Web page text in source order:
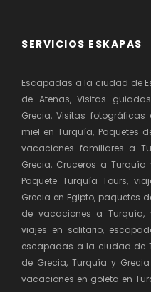
SERVICIOS ESKAPAS
Escapadas a la ciudad de
de Atenas, Visitas
Grecia, Visitas
miel en Turquía, Paquetes
vacaciones familiares a
Grecia, Cruceros a
Paquete Turquía Tours,
Grecia en Egipto, paquetes
de vacaciones a Turquía,
viajes en solitario,
escapadas a la ciudad de
de Grecia, Turquía y
vacaciones en goleta en